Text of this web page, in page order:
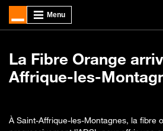
La Fibre Orange
Affrique-les-
À Saint-Affrique-les-Montagnes, la fibre